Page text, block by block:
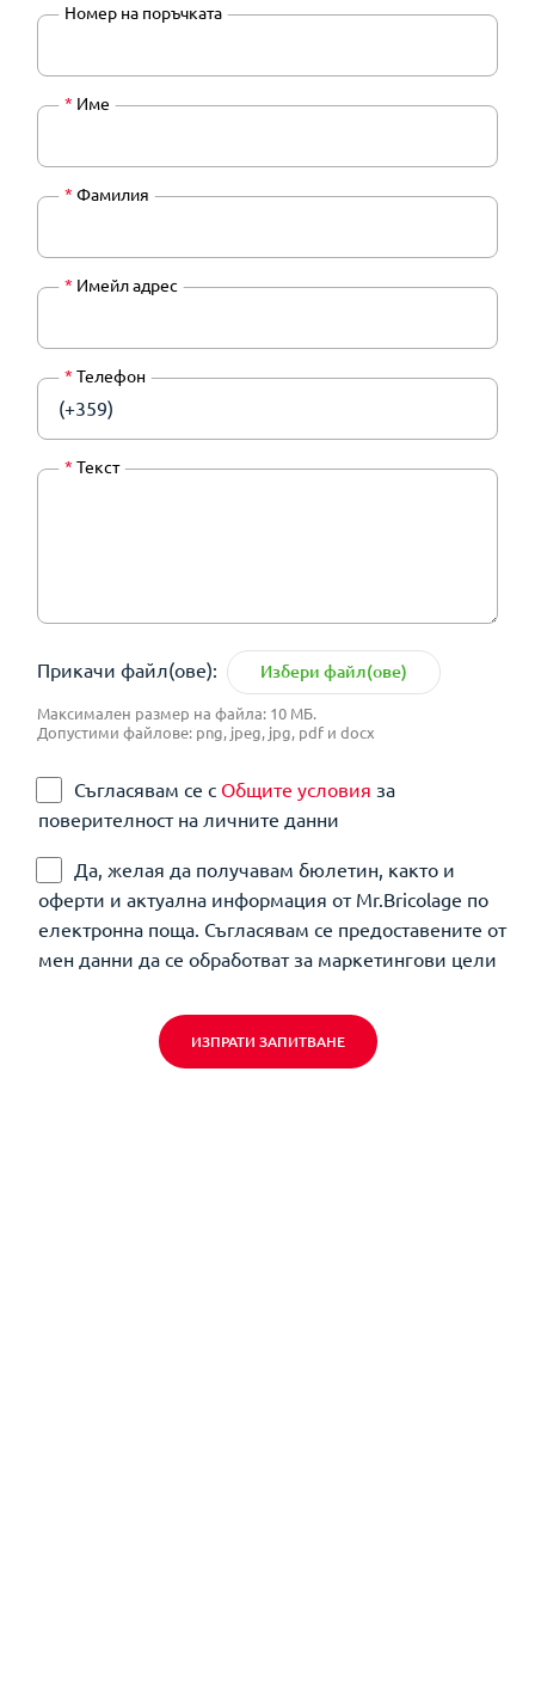
Номер на поръчката
* Име
* Фамилия
* Имейл адрес
* Телефон
(+359)
* Текст
Прикачи файл(ове): Избери файл(ове)
Максимален размер на файла: 10 МБ.
Допустими файлове: png, jpeg, jpg, pdf и docx
Съгласявам се с Общите условия за
поверителност на личните данни
Да, желая да получавам бюлетин, както и
оферти и актуална информация от Mr.Bricolage по
електронна поща. Съгласявам се предоставените от
мен данни да се обработват за маркетингови цели
ИЗПРАТИ ЗАПИТВАНЕ